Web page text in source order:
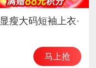
瘦大码短袖上衣·
马上抢